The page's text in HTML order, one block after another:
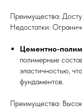
Преимущества:
Недостатки:
Цементно-
полимерные
эластичностью,
фундаментов.
Преимущества: